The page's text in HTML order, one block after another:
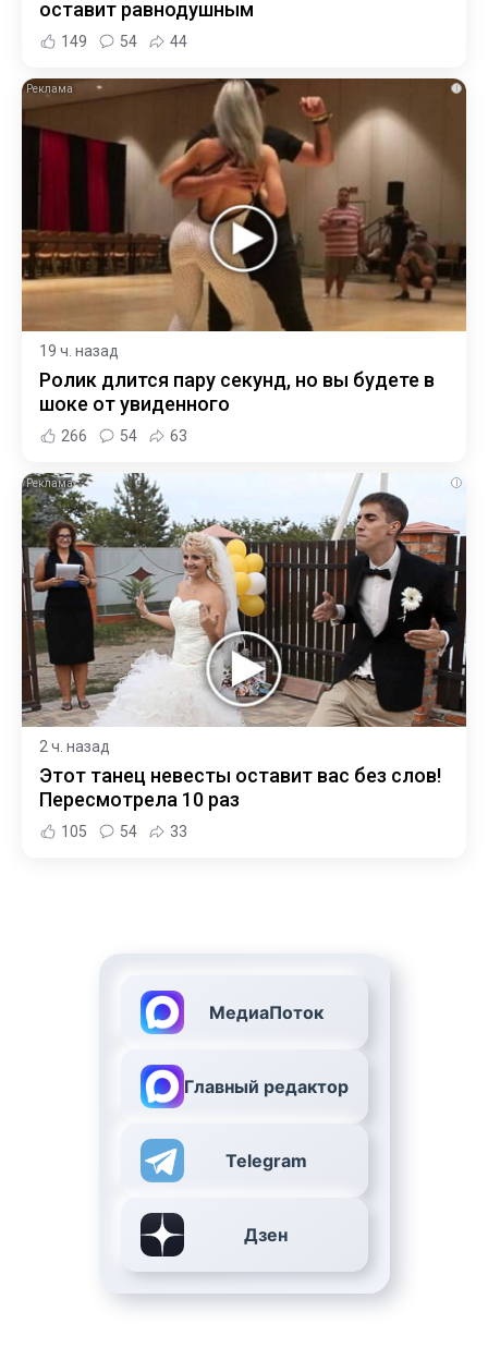
оставит равнодушным
149 54 44
i
19 ч. назад
Ролик длится пару секунд, но вы будете в
шоке от увиденного
266 54 63
i
2 ч. назад
Этот танец невесты оставит вас без слов!
Пересмотрела 10 раз
105 54 33
МедиаПоток
Главный редактор
Telegram
Дзен